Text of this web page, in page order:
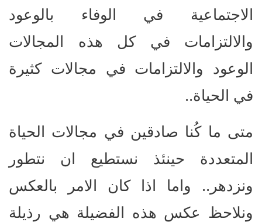
الاجتماعية في الوفاء بالوعود
والالتزامات في كل هذه المجالات
الوعود والالتزامات في مجالات كثيرة
في الحياة..
متى ما كُنا صادقين في مجالات الحياة
المتعددة حينئذ نستطيع ان نتطور
ونزدهر.. واما اذا كان الامر بالعكس
ونلاحظ عكس هذه الفضيلة هي رذيلة